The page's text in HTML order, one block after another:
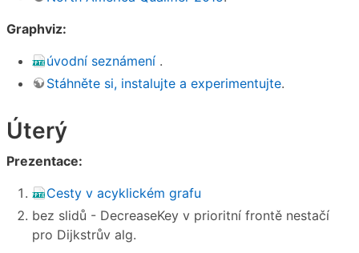
Graphviz:
úvodní seznámení .
Stáhněte si, instalujte a experimentujte.
Úterý
Prezentace:
Cesty v acyklickém grafu
bez slidů - DecreaseKey v prioritní frontě nestačí
pro Dijkstrův alg.